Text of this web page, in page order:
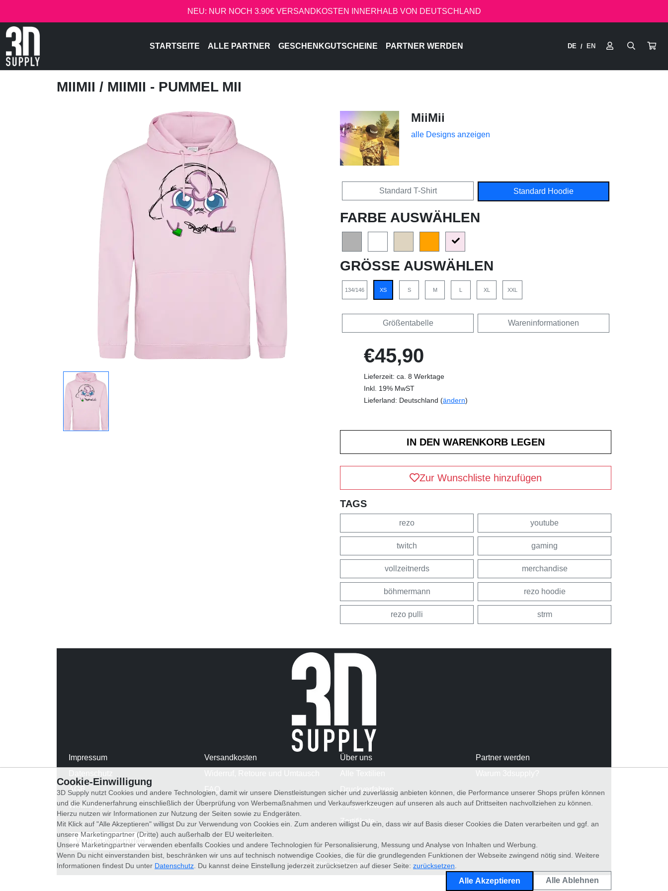
NEU: NUR NOCH 3.90€ VERSANDKOSTEN INNERHALB VON DEUTSCHLAND
STARTSEITE ALLE PARTNER GESCHENKGUTSCHEINE PARTNER WERDEN DE / EN
MIIMII / MIIMII - PUMMEL MII
MiiMii
alle Designs anzeigen
Standard T-Shirt Standard Hoodie
FARBE AUSWÄHLEN
GRÖSSE AUSWÄHLEN
134/146 XS S M L XL XXL
Größentabelle Wareninformationen
€45,90
Lieferzeit: ca. 8 Werktage
Inkl. 19% MwST
Lieferland: Deutschland (ändern)
Zur Wunschliste hinzufügen
TAGS
rezo youtube
twitch gaming
vollzeitnerds merchandise
böhmermann rezo hoodie
rezo pulli strm
Impressum
AGB
WhatsApp
Versandkosten
FAQ
Über uns
Druckverfahren
Pflegehinweise
Zertifikate
Partner werden
Vertrag widerrufen
© 2026 3D Supply
Cookie-Einwilligung
3D Supply nutzt Cookies und andere Technologien, damit wir unsere Dienstleistungen sicher und zuverlässig anbieten können, die Performance unserer Shops prüfen können
und die Kundenerfahrung einschließlich der Überprüfung von Werbemaßnahmen und Verkaufswerkzeugen auf unseren als auch auf Drittseiten nachvollziehen zu können.
Hierzu nutzen wir Informationen zur Nutzung der Seiten sowie zu Endgeräten.
Mit Klick auf "Alle Akzeptieren" willigst Du zur Verwendung von Cookies ein. Zum anderen willigst Du ein, dass wir auf Basis dieser Cookies die Daten verarbeiten und ggf. an
unsere Marketingpartner (Dritte) auch außerhalb der EU weiterleiten.
Unsere Marketingpartner verwenden ebenfalls Cookies und andere Technologien für Personalisierung, Messung und Analyse von Inhalten und Werbung.
Wenn Du nicht einverstanden bist, beschränken wir uns auf technisch notwendige Cookies, die für die grundlegenden Funktionen der Webseite zwingend nötig sind. Weitere
Informationen findest Du unter Datenschutz . Du kannst deine Einstellung jederzeit zurücksetzen auf dieser Seite: zurücksetzen
Alle Akzeptieren Alle Ablehnen